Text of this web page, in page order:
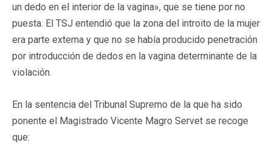
un dedo en el interior de la vagina», que se tiene por no
puesta. El TSJ entendió que la zona del introito de la mujer
era parte externa y que no se había producido penetración
por introducción de dedos en la vagina determinante de la
violación.
En la sentencia del Tribunal Supremo de la que ha sido
ponente el Magistrado Vicente Magro Servet se recoge
que: